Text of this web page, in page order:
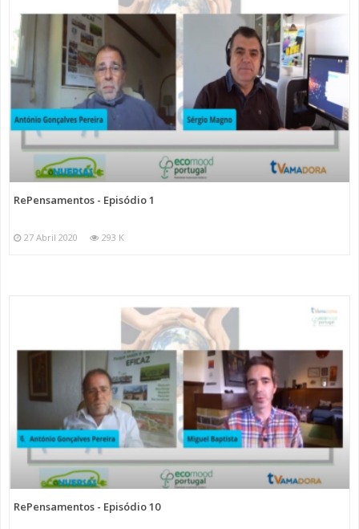
RePensamentos - Episódio 1
27 Abril 2020 293 K
RePensamentos - Episódio 10